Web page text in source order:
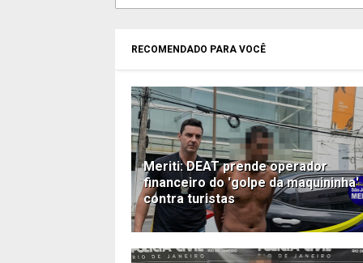
RECOMENDADO PARA VOCÊ
Meriti: DEAT prende operador
financeiro do 'golpe da maquininha'
contra turistas